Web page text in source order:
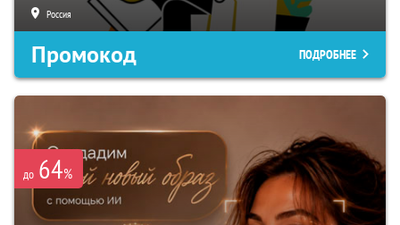
Россия
Промокод ПОДРОБНЕЕ
до 64%